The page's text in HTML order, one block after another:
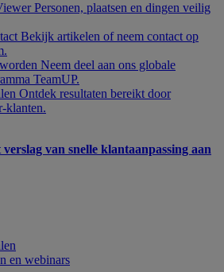
Personen, plaatsen en dingen veilig
Bekijk artikelen of neem contact op
Neem deel aan ons globale
TeamUP.
Ontdek resultaten bereikt door
klanten.
van snelle klantaanpassing aan
en webinars